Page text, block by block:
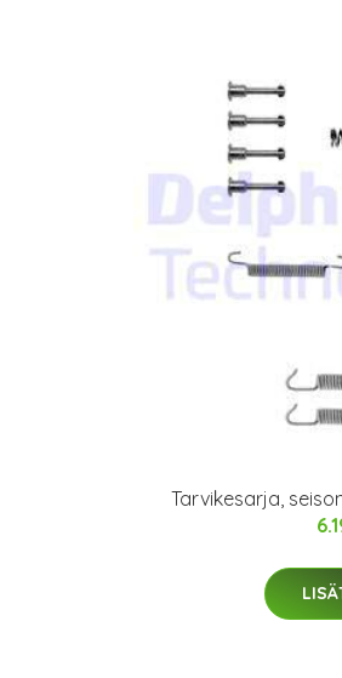
Tarvikesarja,